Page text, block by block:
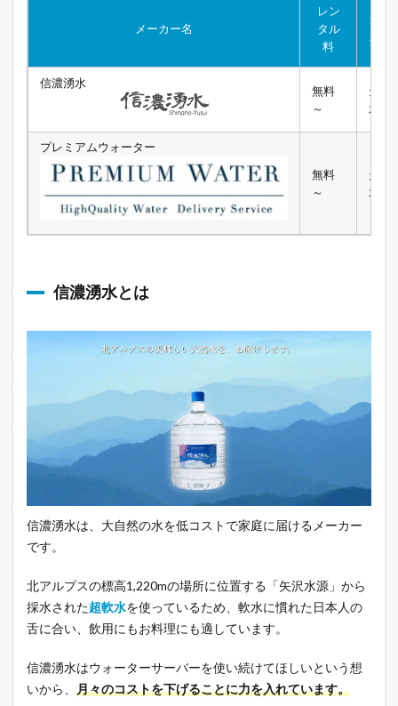
メーカー名
レン
タル
料
水の
種類
信濃湧水
無料
～
天然
水
プレミアムウォーター
無料
～
天然
水
信濃湧水とは
信濃湧水は、大自然の水を低コストで家庭に届けるメーカー
です。
北アルプスの標高1,220mの場所に位置する「矢沢水源」から
採水された超軟水を使っているため、軟水に慣れた日本人の
舌に合い、飲用にもお料理にも適しています。
信濃湧水はウォーターサーバーを使い続けてほしいという想
いから、 月々のコストを下げることに力を入れています。